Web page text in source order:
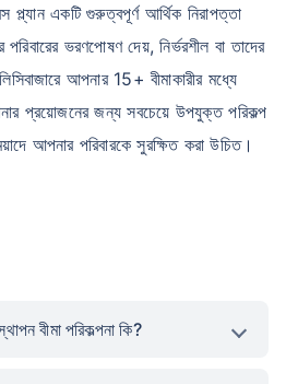
প্ল্যান একটি গুরুত্বপূর্ণ আর্থিক নিরাপত্তা
ভরণপোষণ দেয়, নির্ভরশীল বা তাদের
আপনার 15+ বীমাকারীর মধ্যে
প্রয়োজনের জন্য সবচেয়ে উপযুক্ত পরিকল্প
আপনার পরিবারকে সুরক্ষিত করা উচিত।
বীমা পরিকল্পনা কি?